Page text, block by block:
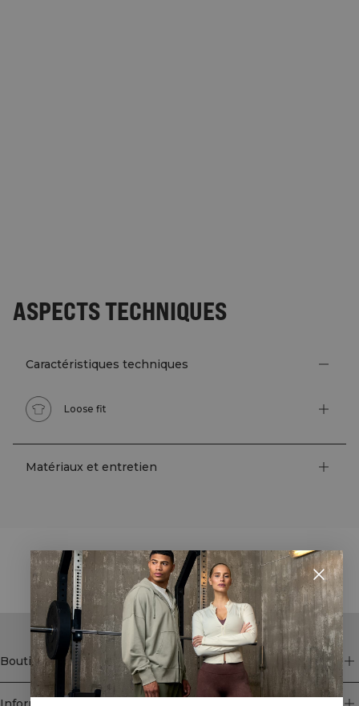
ASPECTS TECHNIQUES
Caractéristiques techniques
Loose fit
Matériaux et entretien
STYLE WITH
Boutique